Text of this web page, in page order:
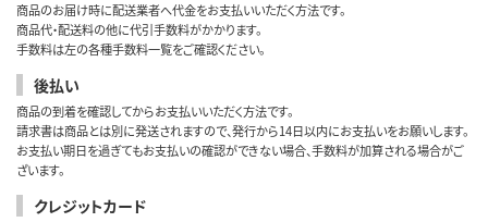
商品のお届け時に配送業者へ代金をお支払いいただく方法です。
商品代・配送料の他に代引手数料がかかります。
手数料は左の各種手数料一覧をご確認ください。
後払い
商品の到着を確認してからお支払いいただく方法です。
請求書は商品とは別に発送されますので、発行から14日以内にお支払いをお願いします。
お支払い期日を過ぎてもお支払いの確認ができない場合、手数料が加算される場合がご
ざいます。
クレジットカード